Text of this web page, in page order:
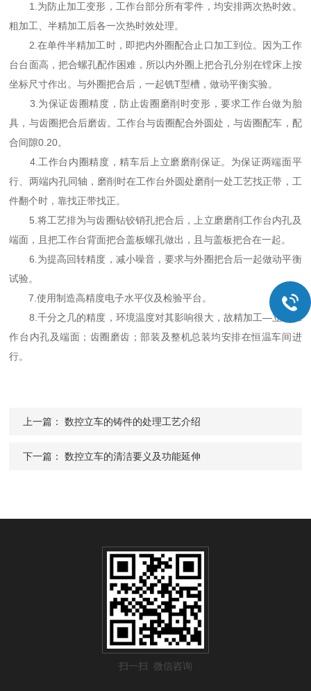
1.为防止加工变形，工作台部分所有零件，均安排两次热时效。
粗加工、半精加工后各一次热时效处理。
2.在单件半精加工时，即把内外圈配合止口加工到位。因为工作
台台面高，把合螺孔配作困难，所以内外圈上把合孔分别在镗床上按
坐标尺寸作出。与外圈把合后，一起铣T型槽，做动平衡实验。
3.为保证齿圈精度，防止齿圈磨削时变形，要求工作台做为胎
具，与齿圈把合后磨齿。工作台与齿圈配合外圆处，与齿圈配车，配
合间隙0.20。
4.工作台内圈精度，精车后上立磨磨削保证。为保证两端面平
行、两端内孔同轴，磨削时在工作台外圆处磨削一处工艺找正带，工
件翻个时，靠找正带找正。
5.将工艺排为与齿圈钻铰销孔把合后，上立磨磨削工作台内孔及
端面，且把工作台背面把合盖板螺孔做出，且与盖板把合在一起。
6.为提高回转精度，减小噪音，要求与外圈把合后一起做动平衡
试验。
7.使用制造高精度电子水平仪及检验平台。
8.千分之几的精度，环境温度对其影响很大，故精加工—立磨工
作台内孔及端面；齿圈磨齿；部装及整机总装均安排在恒温车间进
行。
上一篇：数控立车的铸件的处理工艺介绍
下一篇：数控立车的清洁要义及功能延伸
扫一扫 微信咨询